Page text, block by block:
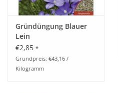
Gründüngung Blauer
Lein
€2,85 *
Grundpreis: €43,16 /
Kilogramm